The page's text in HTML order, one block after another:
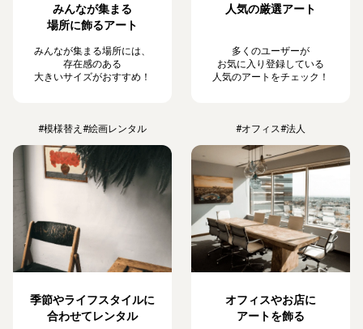
みんなが集まる
場所に飾るアート
みんなが集まる場所には、
存在感のある
大きいサイズがおすすめ！
人気の厳選アート
多くのユーザーが
お気に入り登録している
人気のアートをチェック！
#模様替え #絵画レンタル
季節やライフスタイルに
合わせてレンタル
#オフィス#法人
オフィスやお店に
アートを飾る